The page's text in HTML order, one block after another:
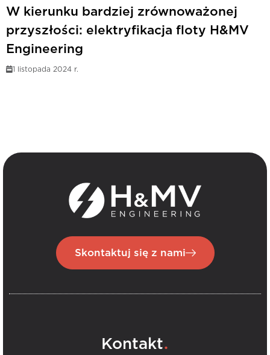
W kierunku bardziej zrównoważonej
przyszłości: elektryfikacja floty H&MV
Engineering
1 listopada 2024 r.
Skontaktuj się z nami
Kontakt.